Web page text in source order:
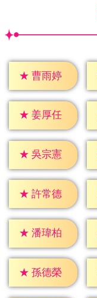
★ 曹雨婷
★ 姜厚任
★ 吳宗憲
★ 許常德
★ 潘瑋柏
★ 孫德榮